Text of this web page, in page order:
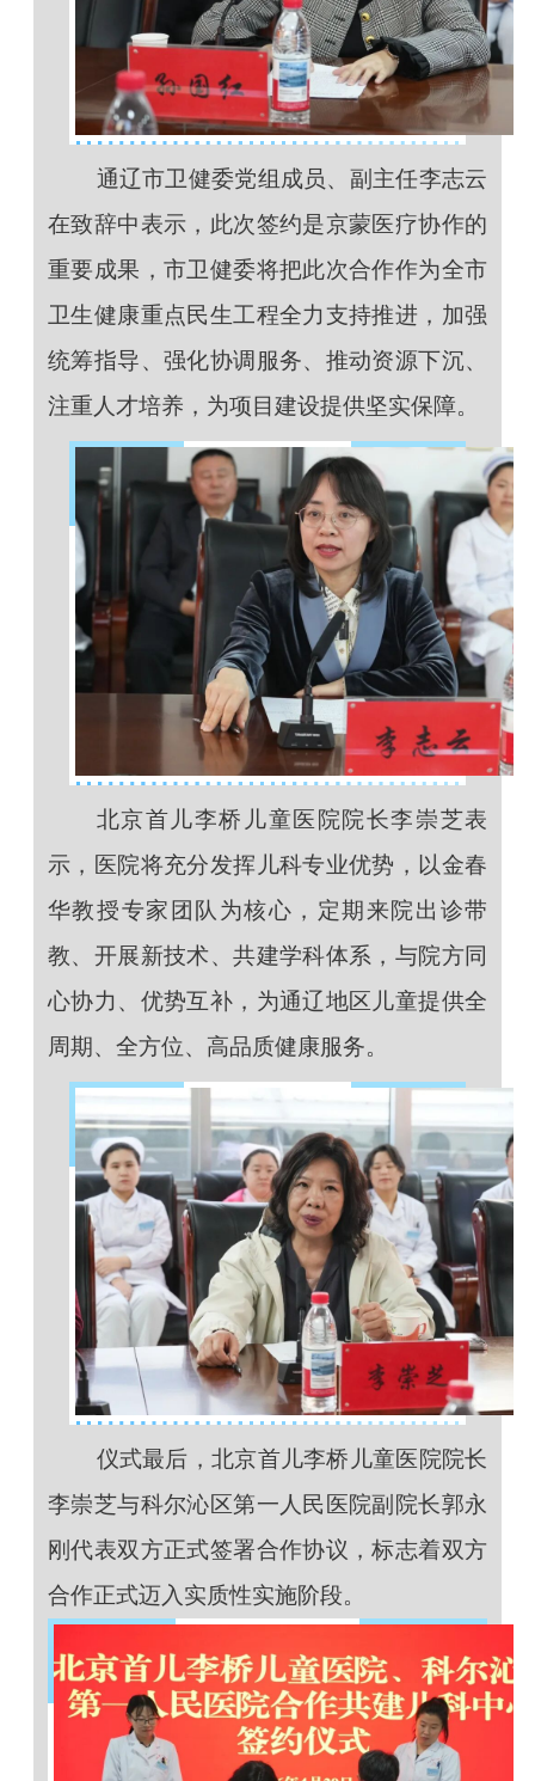
通辽市卫健委党组成员、副主任李志云
在致辞中表示，此次签约是京蒙医疗协作的
重要成果，市卫健委将把此次合作作为全市
卫生健康重点民生工程全力支持推进，加强
统筹指导、强化协调服务、推动资源下沉、
注重人才培养，为项目建设提供坚实保障。
北京首儿李桥儿童医院院长李崇芝表
示，医院将充分发挥儿科专业优势，以金春
华教授专家团队为核心，定期来院出诊带
教、开展新技术、共建学科体系，与院方同
心协力、优势互补，为通辽地区儿童提供全
周期、全方位、高品质健康服务。
仪式最后，北京首儿李桥儿童医院院长
李崇芝与科尔沁区第一人民医院副院长郭永
刚代表双方正式签署合作协议，标志着双方
合作正式迈入实质性实施阶段。